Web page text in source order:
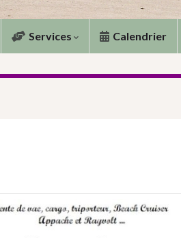
Services Calendrier